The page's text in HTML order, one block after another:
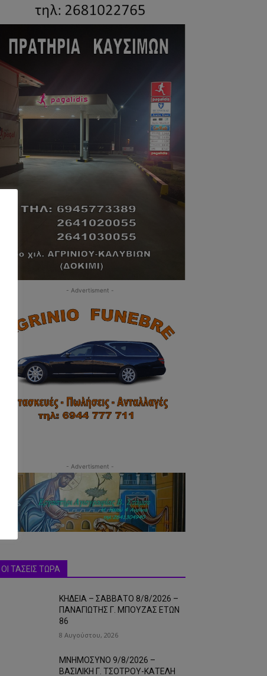
- Advertisment -
- Advertisment -
ΟΙ ΤΑΣΕΙΣ ΤΩΡΑ
ΚΗΔΕΙΑ – ΣΑΒΒΑΤΟ 8/8/2026 –
ΠΑΝΑΓΙΩΤΗΣ Γ. ΜΠΟΥΖΑΣ ΕΤΩΝ
86
8 Αυγούστου, 2026
ΜΝΗΜΟΣΥΝΟ 9/8/2026 –
ΒΑΣΙΛΙΚΗ Γ. ΤΣΟΤΡΟΥ-ΚΑΤΕΛΗ